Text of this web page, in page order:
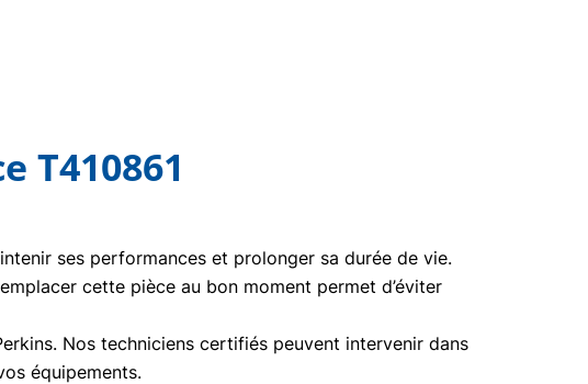
T410861
ses performances et prolonger sa durée de vie.
cette pièce au bon moment permet d’éviter
Nos techniciens certifiés peuvent intervenir dans
équipements.